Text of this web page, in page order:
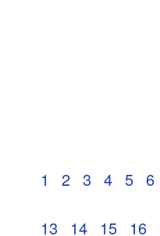
1 2 3 4 5 6
13 14 15 16